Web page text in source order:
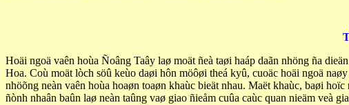
Hoäi ngoä vaên hoùa Ñoâng Taây laø moät ñeà taøi haáp daãn nhöng ña
Hoa. Coù moät lòch söû keùo daøi hôn möôøi theá kyû, cuoäc hoäi ngoä
nhöõng neàn vaên hoùa hoaøn toaøn khaùc bieät nhau. Maët khaùc, baøi
ñònh nhaân baûn laø neàn taûng vaø giao ñieåm cuûa caùc quan nieäm veà